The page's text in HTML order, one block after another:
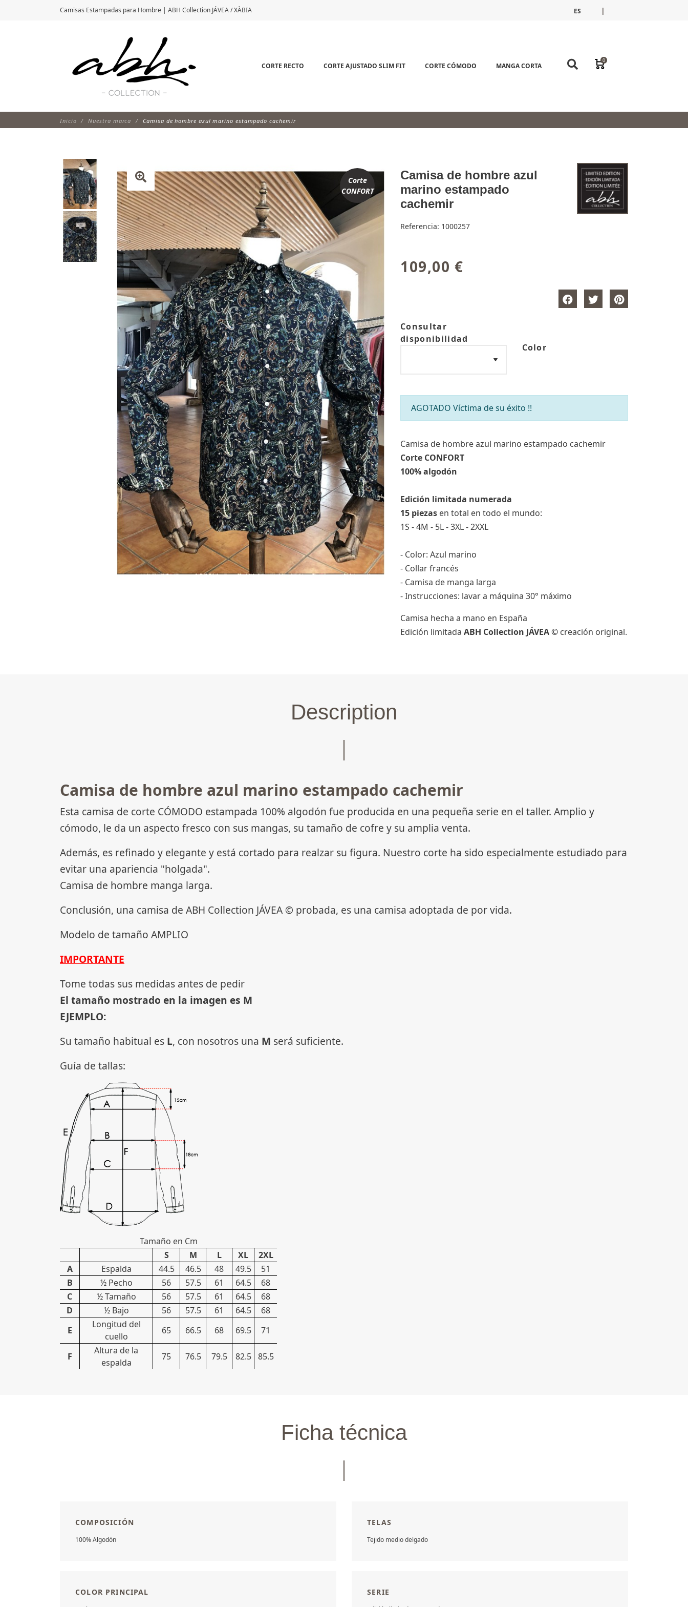
Camisas Estampadas para Hombre | ABH Collection JÁVEA / XÀBIA
ES
|
CORTE RECTO CORTE AJUSTADO SLIM FIT CORTE CÓMODO MANGA CORTA
0
Inicio Nuestra marca Camisa de hombre azul marino estampado cachemir
Corte
CONFORT
Camisa de hombre azul
marino estampado
cachemir
Referencia: 1000257
109,00 €
Consultar
disponibilidad
Color
AGOTADO Víctima de su éxito !!
Camisa de hombre azul marino estampado cachemir
Corte CONFORT
100% algodón
Edición limitada numerada
15 piezas en total en todo el mundo:
1S - 4M - 5L - 3XL - 2XXL
- Color: Azul marino
- Collar francés
- Camisa de manga larga
- Instrucciones: lavar a máquina 30° máximo
Camisa hecha a mano en España
Edición limitada ABH Collection JÁVEA © creación original.
Description
Camisa de hombre azul marino estampado cachemir
Esta camisa de corte CÓMODO estampada 100% algodón fue producida en una pequeña serie en el taller. Amplio y
cómodo, le da un aspecto fresco con sus mangas, su tamaño de cofre y su amplia venta.
Además, es refinado y elegante y está cortado para realzar su figura. Nuestro corte ha sido especialmente estudiado para
evitar una apariencia "holgada".
Camisa de hombre manga larga.
Conclusión, una camisa de ABH Collection JÁVEA © probada, es una camisa adoptada de por vida.
Modelo de tamaño AMPLIO
IMPORTANTE
Tome todas sus medidas antes de pedir
El tamaño mostrado en la imagen es M
EJEMPLO:
Su tamaño habitual es L, con nosotros una M será suficiente.
Guía de tallas:
Tamaño en Cm
S
M L XL
2XL
A
Espalda 44.5 46.5 48 49.5
51
B
½ Pecho 56 57.5 61 64.5
68
C
½ Tamaño 56 57.5 61 64.5
68
D
½ Bajo 56 57.5 61 64.5
68
E
Longitud del
cuello
65 66.5 68 69.5 71
F
Altura de la
espalda
75 76.5 79.5 82.5 85.5
Ficha técnica
COMPOSICIÓN
100% Algodón
TELAS
Tejido medio delgado
COLOR PRINCIPAL SERIE